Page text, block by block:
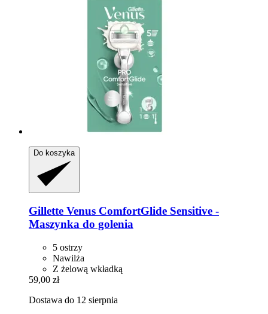
Do koszyka
Gillette Venus ComfortGlide Sensitive -​
Maszynka do golenia
5 ostrzy
Nawilża
Z żelową wkładką
59,00 zł
Dostawa do 12 sierpnia